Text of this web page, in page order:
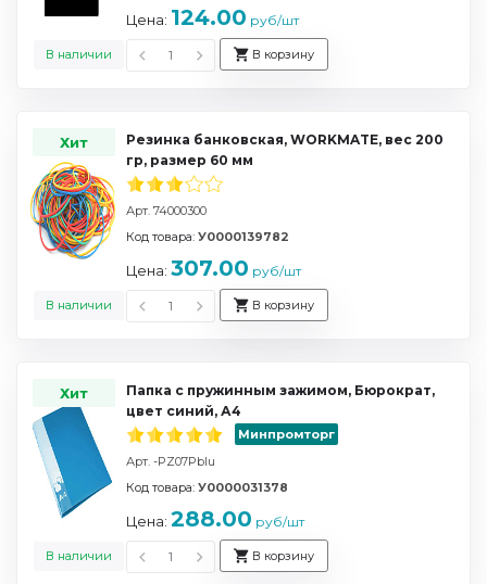
В наличии
Цена: 124.00 руб/шт
В корзину
Хит
Резинка банковская, WORKMATE, вес 200
гр, размер 60 мм
Арт. 74000300
В наличии
Код товара: У0000139782
Цена: 307.00 руб/шт
В корзину
Хит
Папка с пружинным зажимом, Бюрократ,
цвет синий, А4
Минпромторг
Арт. -PZ07Pblu
В наличии
Код товара: У0000031378
Цена: 288.00 руб/шт
В корзину